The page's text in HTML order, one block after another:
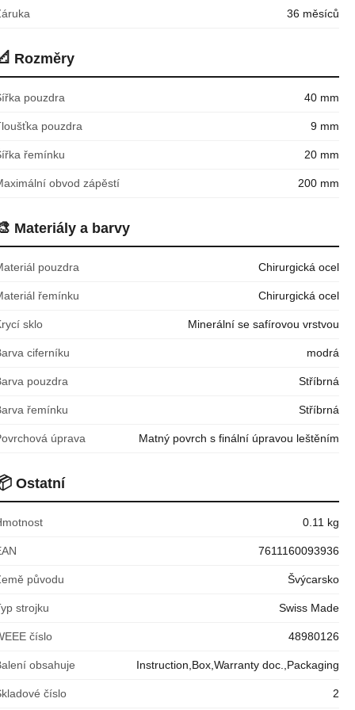
36 měsíců
Rozměry
pouzdra 40 mm
pouzdra 9 mm
řemínku 20 mm
obvod zápěstí 200 mm
Materiály a barvy
pouzdra Chirurgická ocel
řemínku Chirurgická ocel
sklo Minerální se safírovou vrstvou
ciferníku modrá
pouzdra Stříbrná
řemínku Stříbrná
úprava Matný povrch s finální úpravou leštěním
Ostatní
0.11 kg
7611160093936
původu Švýcarsko
strojku Swiss Made
číslo 48980126
obsahuje Instruction,Box,Warranty doc.,Packaging
číslo 2